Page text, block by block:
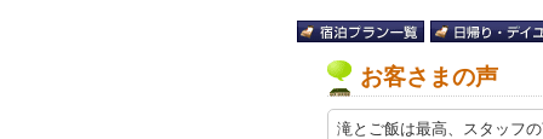
お客さまの声
滝とご飯は最高、スタッフ